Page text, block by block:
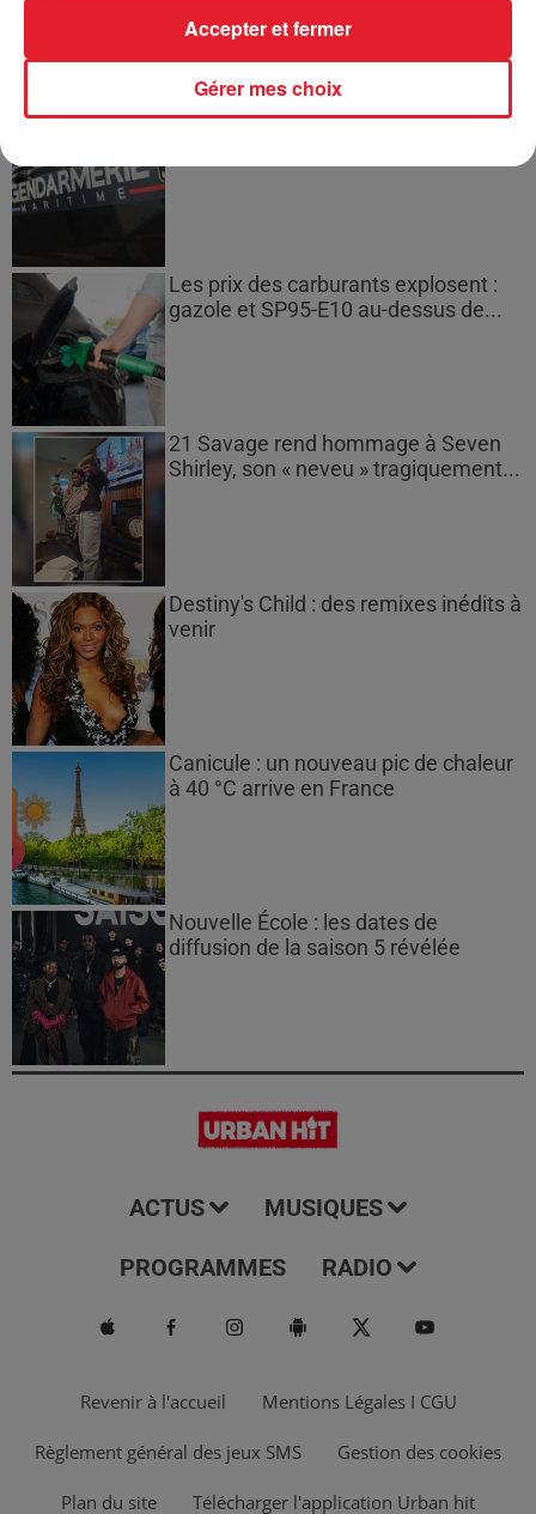
l'extinction...
Bouches-du-Rhône : les ossements
Les prix des carburants explosent :
gazole et SP95-E10 au-dessus de...
21 Savage rend hommage à Seven
Shirley, son « neveu » tragiquement...
Destiny's Child : des remixes inédits à
venir
Canicule : un nouveau pic de chaleur
à 40 °C arrive en France
Nouvelle École : les dates de
diffusion de la saison 5 révélée
ACTUS MUSIQUES
PROGRAMMES RADIO
Revenir à l'accueil Mentions Légales I CGU
Règlement général des jeux SMS Gestion des cookies
Plan du site Télécharger l'application Urban hit
Gérer mes choix
Accepter et fermer